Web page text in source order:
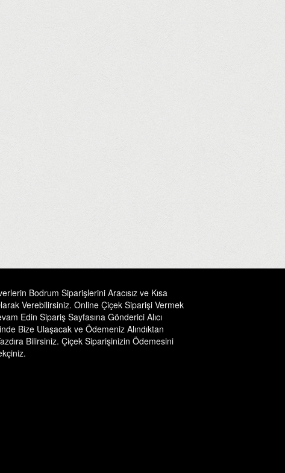
Bodrum Siparişlerini Aracısız ve Kısa
Verebilirsiniz. Online Çiçek Siparişi Vermek
Edin Sipariş Sayfasına Gönderici Alıcı
Bize Ulaşacak ve Ödemeniz Alındıktan
Bilirsiniz. Çiçek Siparişinizin Ödemesini